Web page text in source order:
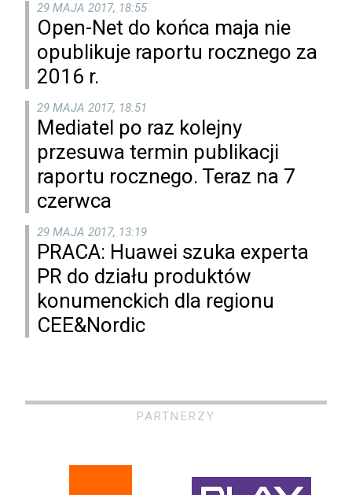
29 MAJA 2017, 18:55
Open-Net do końca maja nie
opublikuje raportu rocznego za
2016 r.
29 MAJA 2017, 18:51
Mediatel po raz kolejny
przesuwa termin publikacji
raportu rocznego. Teraz na 7
czerwca
29 MAJA 2017, 13:19
PRACA: Huawei szuka experta
PR do działu produktów
konumenckich dla regionu
CEE&Nordic
PARTNERZY